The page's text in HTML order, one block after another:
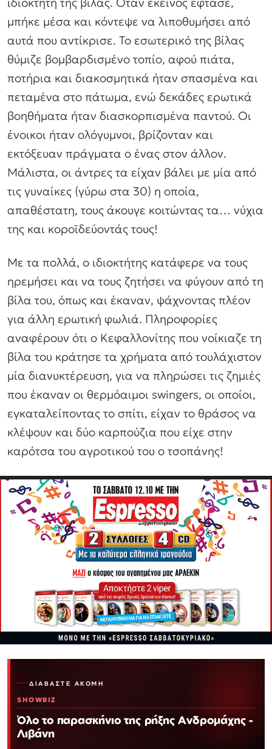
μπήκε μέσα και κόντεψε να λιποθυμήσει από
αυτά που αντίκρισε. Το εσωτερικό της βίλας
θύμιζε βομβαρδισμένο τοπίο, αφού πιάτα,
ποτήρια και διακοσμητικά ήταν σπασμένα και
πεταμένα στο πάτωμα, ενώ δεκάδες ερωτικά
βοηθήματα ήταν διασκορπισμένα παντού. Οι
ένοικοι ήταν ολόγυμνοι, βρίζονταν και
εκτόξευαν πράγματα ο ένας στον άλλον.
Μάλιστα, οι άντρες τα είχαν βάλει με μία από
τις γυναίκες (γύρω στα 30) η οποία,
απαθέστατη, τους άκουγε κοιτώντας τα… νύχια
της και κοροϊδεύοντάς τους!
Με τα πολλά, ο ιδιοκτήτης κατάφερε να τους
ηρεμήσει και να τους ζητήσει να φύγουν από τη
βίλα του, όπως και έκαναν, ψάχνοντας πλέον
για άλλη ερωτική φωλιά. Πληροφορίες
αναφέρουν ότι ο Κεφαλλονίτης που νοίκιαζε τη
βίλα του κράτησε τα χρήματα από τουλάχιστον
μία διανυκτέρευση, για να πληρώσει τις ζημιές
που έκαναν οι θερμόαιμοι swingers, οι οποίοι,
εγκαταλείποντας το σπίτι, είχαν το θράσος να
κλέψουν και δύο καρπούζια που είχε στην
καρότσα του αγροτικού του ο τσοπάνης!
ΔΙΑΒΆΣΤΕ ΑΚΌΜΗ
SHOWBIZ
Όλο το παρασκήνιο της ρήξης Ανδρομάχης -
Λιβάνη